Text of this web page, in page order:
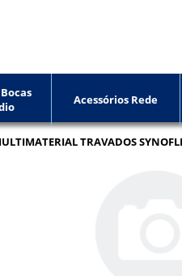
Acessórios Rede
TRAVADOS